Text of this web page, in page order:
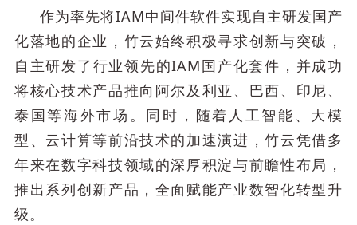
作为率先将IAM中间件软件实现自主研发国产
化落地的企业，竹云始终积极寻求创新与突破，
自主研发了行业领先的IAM国产化套件，并成功
将核心技术产品推向阿尔及利亚、巴西、印尼、
泰国等海外市场。同时，随着人工智能、大模
型、云计算等前沿技术的加速演进，竹云凭借多
年来在数字科技领域的深厚积淀与前瞻性布局，
推出系列创新产品，全面赋能产业数智化转型升
级。